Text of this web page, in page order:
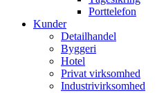
Porttelefon
Kunder
Detailhandel
Byggeri
Hotel
Privat virksomhed
Industrivirksomhed